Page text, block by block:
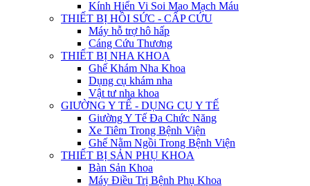
Kính Hiển Vi Soi Mao Mạch Máu
THIẾT BỊ HỒI SỨC - CẤP CỨU
Máy hỗ trợ hô hấp
Cáng Cứu Thương
THIẾT BỊ NHA KHOA
Ghế Khám Nha Khoa
Dụng cụ khám nha
Vật tư nha khoa
GIƯỜNG Y TẾ - DỤNG CỤ Y TẾ
Giường Y Tế Đa Chức Năng
Xe Tiêm Trong Bệnh Viện
Ghế Nằm Ngồi Trong Bệnh Viện
THIẾT BỊ SẢN PHỤ KHOA
Bàn Sản Khoa
Máy Điều Trị Bệnh Phụ Khoa